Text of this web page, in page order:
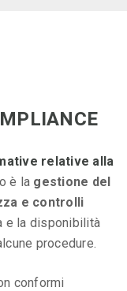
relative alla
è la gestione del
e controlli
e la disponibilità
procedure.
conformi